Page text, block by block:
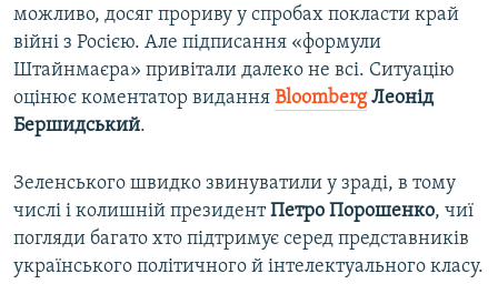
можливо, досяг прориву у спробах покласти край
війні з Росією. Але підписання «формули
Штайнмаєра» привітали далеко не всі. Ситуацію
оцінює коментатор видання Bloomberg Леонід
Бершидський.
Зеленського швидко звинуватили у зраді, в тому
числі і колишній президентПетро Порошенко, чиї
погляди багато хто підтримує серед представників
українського політичного й інтелектуального класу.